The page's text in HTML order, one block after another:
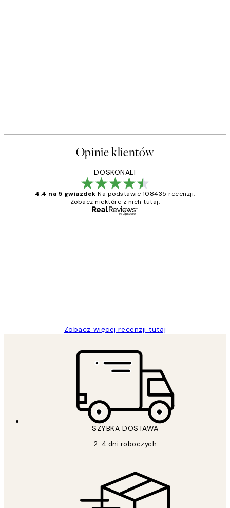
Opinie klientów
DOSKONALI
4.4 na 5 gwiazdek Na podstawie 108435 recenzji.
Zobacz niektóre z nich tutaj.
Zobacz więcej recenzji tutaj
SZYBKA DOSTAWA
2-4 dni roboczych